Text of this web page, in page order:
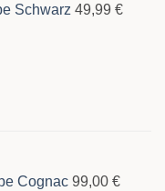
Schwarz 49,99 €
Cognac 99,00 €